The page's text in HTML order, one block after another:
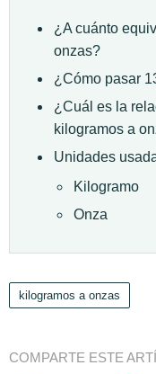
¿A cuánto
onzas?
¿Cómo pasar
¿Cuál es la
kilogramos a
Unidades
Kilogramo
Onza
kilogramos a onzas
COMPARTE ESTE